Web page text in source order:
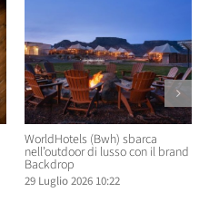
WorldHotels (Bwh) sbarca
nell’outdoor di lusso con il brand
Backdrop
29 Luglio 2026 10:22